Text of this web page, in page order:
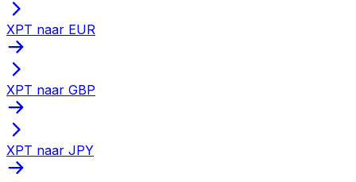
XPT naar EUR
XPT naar GBP
XPT naar JPY